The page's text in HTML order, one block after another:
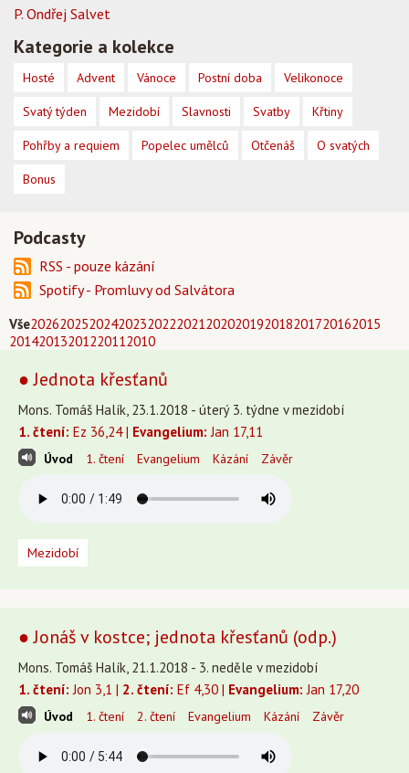
Vše202620252024202320222021202020192018201720162015
20142013201220112010
● Jednota křesťanů
Mons. Tomáš Halík, 23.1.2018 - úterý 3. týdne v mezidobí
1. čtení: Ez 36,24 | Evangelium: Jan 17,11
Úvod 1. čtení Evangelium Kázání Závěr
Mezidobí
● Jonáš v kostce; jednota křesťanů (odp.)
Mons. Tomáš Halík, 21.1.2018 - 3. neděle v mezidobí
1. čtení: Jon 3,1 | 2. čtení: Ef 4,30 | Evangelium: Jan 17,20
Úvod 1. čtení 2. čtení Evangelium Kázání Závěr
P. Ondřej Salvet
Kategorie a kolekce
Hosté Advent Vánoce Postní doba Velikonoce
Svatý týden Mezidobí Slavnosti Svatby Křtiny
Pohřby a requiem Popelec umělců Otčenáš O svatých
Bonus
Podcasty
RSS - pouze kázání
Spotify - Promluvy od Salvátora